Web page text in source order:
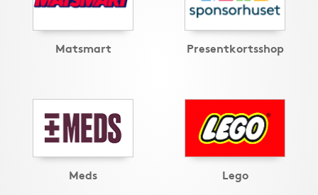
Matsmart Presentkortsshop
Meds Lego